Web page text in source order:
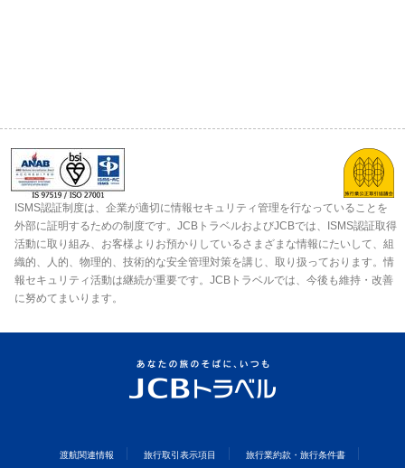
ISMS認証制度は、企業が適切に情報セキュリティ管理を行なっていることを
外部に証明するための制度です。JCBトラベルおよびJCBでは、ISMS認証取得
活動に取り組み、お客様よりお預かりしているさまざまな情報にたいして、組
織的、人的、物理的、技術的な安全管理対策を講じ、取り扱っております。情
報セキュリティ活動は継続が重要です。JCBトラベルでは、今後も維持・改善
に努めてまいります。
渡航関連情報 旅行取引表示項目 旅行業約款・旅行条件書